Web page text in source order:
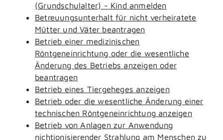
(Grundschulalter) - Kind anmelden
Betreuungsunterhalt für nicht verheiratete
Mütter und Väter beantragen
Betrieb einer medizinischen
Röntgeneinrichtung oder die wesentliche
Änderung des Betriebs anzeigen oder
beantragen
Betrieb eines Tiergeheges anzeigen
Betrieb oder die wesentliche Änderung einer
technischen Röntgeneinrichtung anzeigen
Betrieb von Anlagen zur Anwendung
nichtionisierender Strahlung am Menschen zu